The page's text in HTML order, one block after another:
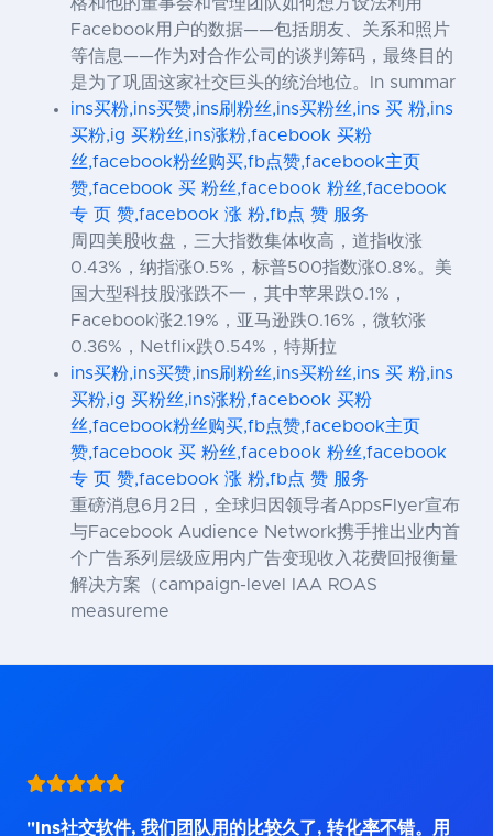
格和他的董事会和管理团队如何想方设法利用
Facebook用户的数据——包括朋友、关系和照片
等信息——作为对合作公司的谈判筹码，最终目的
是为了巩固这家社交巨头的统治地位。In summar
ins买粉,ins买赞,ins刷粉丝,ins买粉丝,ins 买 粉,ins
买粉,ig 买粉丝,ins涨粉,facebook 买粉
丝,facebook粉丝购买,fb点赞,facebook主页
赞,facebook 买 粉丝,facebook 粉丝,facebook
专 页 赞,facebook 涨 粉,fb点 赞 服务
周四美股收盘，三大指数集体收高，道指收涨
0.43%，纳指涨0.5%，标普500指数涨0.8%。美
国大型科技股涨跌不一，其中苹果跌0.1%，
Facebook涨2.19%，亚马逊跌0.16%，微软涨
0.36%，Netflix跌0.54%，特斯拉
ins买粉,ins买赞,ins刷粉丝,ins买粉丝,ins 买 粉,ins
买粉,ig 买粉丝,ins涨粉,facebook 买粉
丝,facebook粉丝购买,fb点赞,facebook主页
赞,facebook 买 粉丝,facebook 粉丝,facebook
专 页 赞,facebook 涨 粉,fb点 赞 服务
重磅消息6月2日，全球归因领导者AppsFlyer宣布
与Facebook Audience Network携手推出业内首
个广告系列层级应用内广告变现收入花费回报衡量
解决方案（campaign-level IAA ROAS
measureme
"Ins社交软件, 我们团队用的比较久了, 转化率不错。用